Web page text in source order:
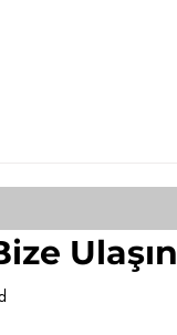
Ulaşın